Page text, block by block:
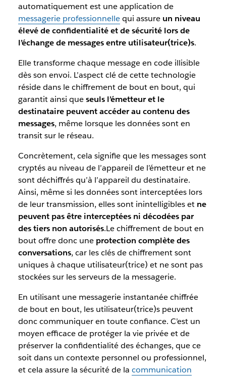
automatiquement est une application de
messagerie professionnellequi assureun niveau
élevé de confidentialité et de sécurité lors de
l’échange de messages entre utilisateur(trice)s.
Elletransforme chaque message en code illisible
dès son envoi. L’aspect clé de cette technologie
réside dans le chiffrement de bout en bout, qui
garantit ainsi queseuls l’émetteur et le
destinataire peuvent accéder au contenu des
messages, même lorsque les données sont en
transit sur le réseau.
Concrètement, cela signifie que les messages sont
cryptés au niveau de l’appareil de l’émetteur et ne
sont déchiffrés qu’à l’appareil du destinataire.
Ainsi, même si les données sont interceptées lors
de leur transmission, elles sont inintelligibles et ne
peuvent pas être interceptées ni décodées par
des tiers non autorisés.Le chiffrement de bout en
bout offre donc une protection complète des
conversations, car les clés de chiffrement sont
uniques à chaque utilisateur(trice) et ne sont pas
stockées sur les serveurs de la messagerie.
En utilisant une messagerie instantanée chiffrée
de bout en bout, les utilisateur(trice)s peuvent
donc communiquer en toute confiance. C’est un
moyen efficace de protéger la vie privée et de
préserver la confidentialité des échanges, que ce
soit dans un contexte personnel ou professionnel,
et cela assure la sécurité de la communication